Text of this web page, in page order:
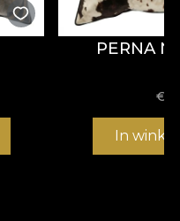
PERNA
€
In